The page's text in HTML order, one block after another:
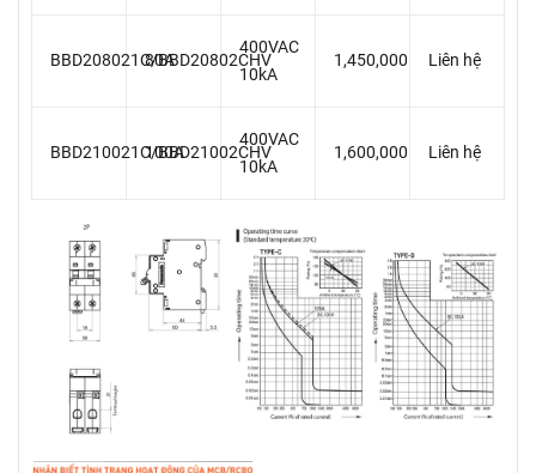
BBD208021C/BBD20802CHV
80A
400VAC
10kA
1,450,000 Liên hệ
BBD210021C/BBD21002CHV
100A
400VAC
10kA
1,600,000 Liên hệ